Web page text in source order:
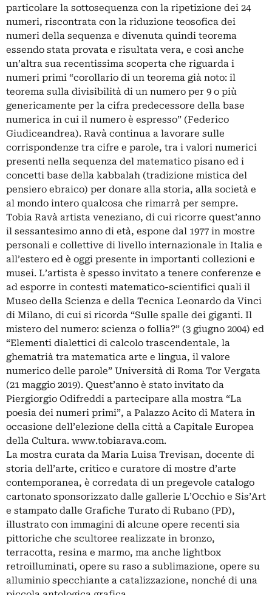
particolare la sottosequenza con la ripetizione dei 24
numeri, riscontrata con la riduzione teosofica dei
numeri della sequenza e divenuta quindi teorema
essendo stata provata e risultata vera, e così anche
un’altra sua recentissima scoperta che riguarda i
numeri primi “corollario di un teorema già noto: il
teorema sulla divisibilità di un numero per 9 o più
genericamente per la cifra predecessore della base
numerica in cui il numero è espresso” (Federico
Giudiceandrea). Ravà continua a lavorare sulle
corrispondenze tra cifre e parole, tra i valori numerici
presenti nella sequenza del matematico pisano ed i
concetti base della kabbalah (tradizione mistica del
pensiero ebraico) per donare alla storia, alla società e
al mondo intero qualcosa che rimarrà per sempre.
Tobia Ravà artista veneziano, di cui ricorre quest’anno
il sessantesimo anno di età, espone dal 1977 in mostre
personali e collettive di livello internazionale in Italia e
all’estero ed è oggi presente in importanti collezioni e
musei. L’artista è spesso invitato a tenere conferenze e
ad esporre in contesti matematico-scientifici quali il
Museo della Scienza e della Tecnica Leonardo da Vinci
di Milano, di cui si ricorda “Sulle spalle dei giganti. Il
mistero del numero: scienza o follia?” (3 giugno 2004) ed
“Elementi dialettici di calcolo trascendentale, la
ghematrià tra matematica arte e lingua, il valore
numerico delle parole” Università di Roma Tor Vergata
(21 maggio 2019). Quest’anno è stato invitato da
Piergiorgio Odifreddi a partecipare alla mostra “La
poesia dei numeri primi”, a Palazzo Acito di Matera in
occasione dell’elezione della città a Capitale Europea
della Cultura. www.tobiarava.com.
La mostra curata da Maria Luisa Trevisan, docente di
storia dell’arte, critico e curatore di mostre d’arte
contemporanea, è corredata di un pregevole catalogo
cartonato sponsorizzato dalle gallerie L’Occhio e Sis’Art
e stampato dalle Grafiche Turato di Rubano (PD),
illustrato con immagini di alcune opere recenti sia
pittoriche che scultoree realizzate in bronzo,
terracotta, resina e marmo, ma anche lightbox
retroilluminati, opere su raso a sublimazione, opere su
alluminio specchiante a catalizzazione, nonché di una